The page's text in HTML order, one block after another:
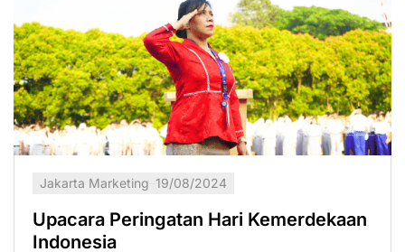
Jakarta Marketing 19/08/2024
Upacara Peringatan Hari Kemerdekaan
Indonesia